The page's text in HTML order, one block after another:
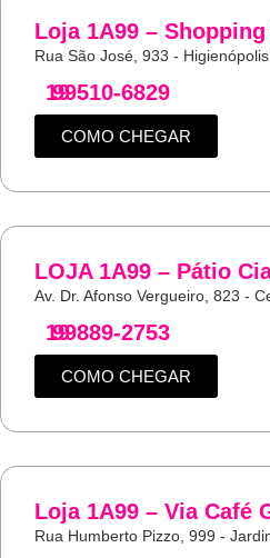
Loja 1A99 –
Rua São José, 933 -
19
99510-6829
COMO CHEGAR
LOJA 1A99 – Pátio
Av. Dr. Afonso Vergueiro, 823 -
19
99889-2753
COMO CHEGAR
Loja 1A99 – Via Café
Rua Humberto Pizzo, 999 -